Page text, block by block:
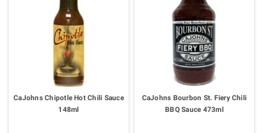
CaJohns Chipotle Hot Chili Sauce
148ml
CaJohns Bourbon St. Fiery Chili
BBQ Sauce 473ml